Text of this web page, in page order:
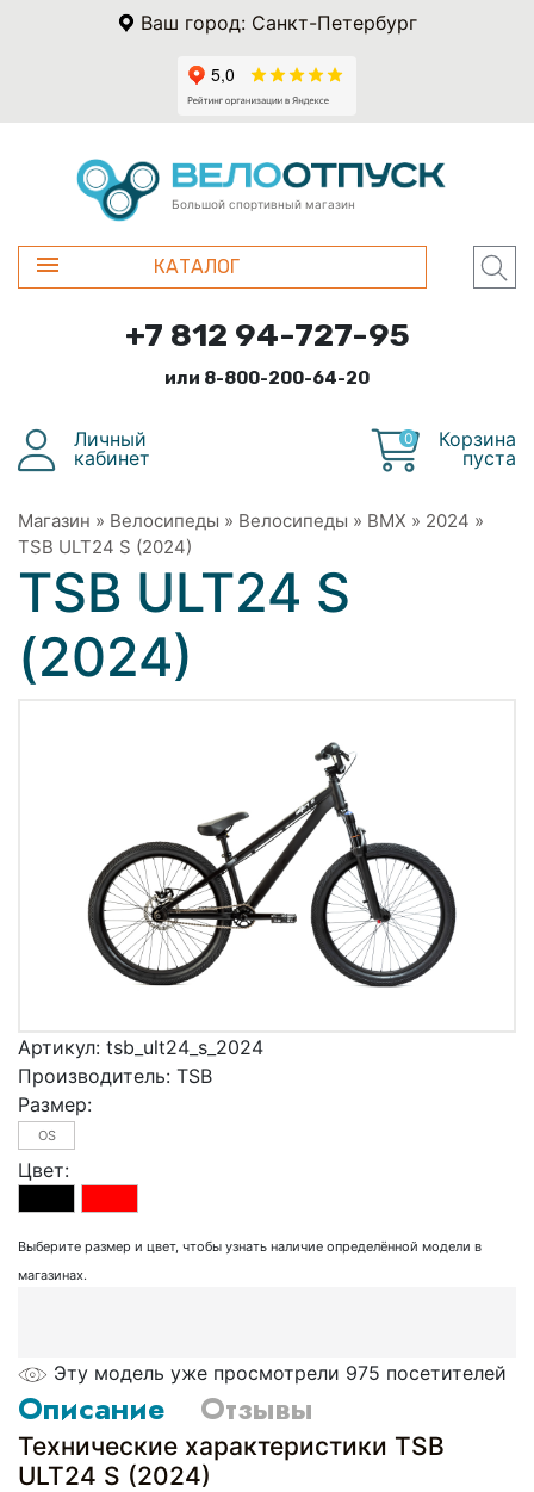
Ваш город: Санкт-Петербург
Большой спортивный магазин
КАТАЛОГ
+7 812 94-727-95
или 8-800-200-64-20
Личный
кабинет
0
Корзина
пуста
Магазин » Велосипеды » Велосипеды » BMX » 2024 »
TSB ULT24 S (2024)
TSB ULT24 S
(2024)
Артикул: tsb_ult24_s_2024
Производитель: TSB
Размер:
OS
Цвет:
Выберите размер и цвет, чтобы узнать наличие определённой модели в
магазинах.
Эту модель уже просмотрели 975 посетителей
Описание Отзывы
Технические характеристики TSB
ULT24 S (2024)